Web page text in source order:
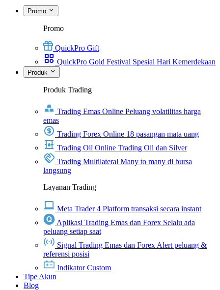
Promo
Promo
QuickPro Gift
QuickPro Gold Festival Spesial Hari Kemerdekaan
Produk
Produk Trading
Trading Emas Online Peluang volatilitas harga
emas
Trading Forex Online 18 pasangan mata uang
Trading Oil Online Trading Oil dan Silver
Trading Multilateral Many to many di bursa
langsung
Layanan Trading
Meta Trader 4 Platform transaksi secara instant
Aplikasi Trading Emas dan Forex Selalu ada
peluang setiap saat
Signal Trading Emas dan Forex Alert peluang &
referensi posisi
Indikator Custom
Tipe Akun
Blog